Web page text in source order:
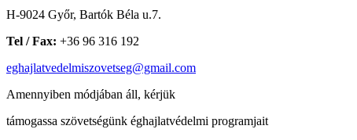
H-9024 Győr, Bartók Béla u.7.
Tel / Fax: +36 96 316 192
eghajlatvedelmiszovetseg@gmail.com
Amennyiben módjában áll, kérjük
támogassa szövetségünk éghajlatvédelmi programjait